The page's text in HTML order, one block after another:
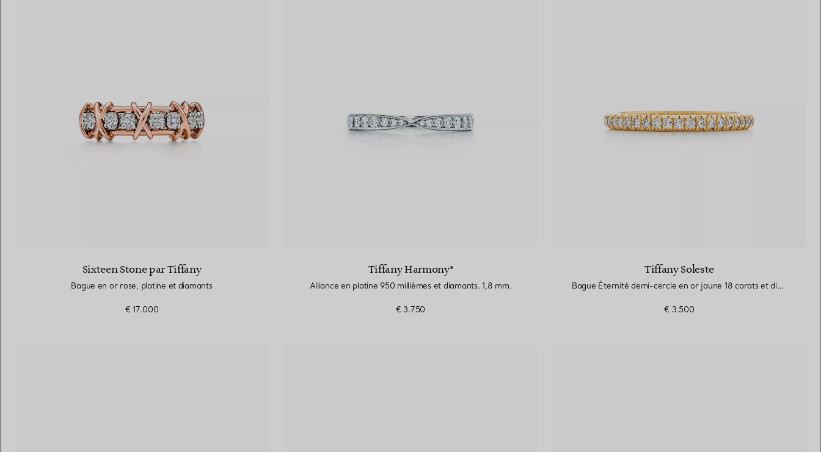
Sixteen Stone par Tiffany
Bague en or rose, platine et diamants
€ 17.000
Tiffany Harmony®
Alliance en platine 950 millièmes et diamants. 1,8 mm.
€ 3.750
Tiffany Soleste
Bague Éternité demi-cercle en or jaune 18 carats et diamants. Largeur
€ 3.500